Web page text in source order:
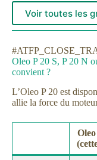
Voir toutes les
Oleo P 20 S, P 20 N
convient ?
L’Oleo P 20 est
allie la force du